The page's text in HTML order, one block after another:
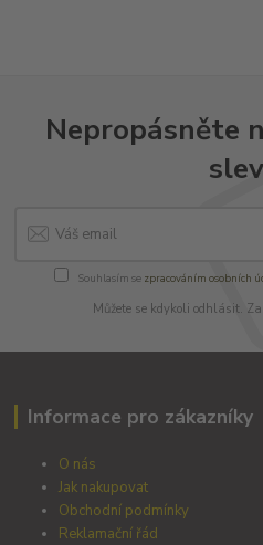
Nepropásněte
Souhlasím se zpracováním osobních
Můžete se kdykoli odhlásit.
Informace pro zákazníky
O nás
Jak nakupovat
Obchodní podmínky
Reklamační řád